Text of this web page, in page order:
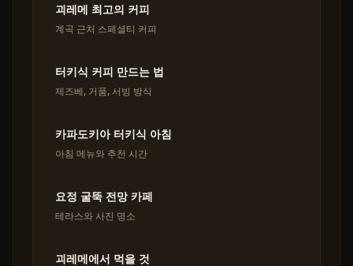
괴레메 최고의 커피
계곡 근처 스페셜티 커피
터키식 커피 만드는 법
제즈베, 거품, 서빙 방식
카파도키아 터키식 아침
아침 메뉴와 추천 시간
요정 굴뚝 전망 카페
테라스와 사진 명소
괴레메에서 먹을 것